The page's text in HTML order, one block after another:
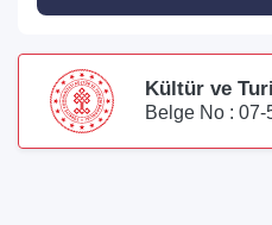
Kültür ve
Belge No : 07-